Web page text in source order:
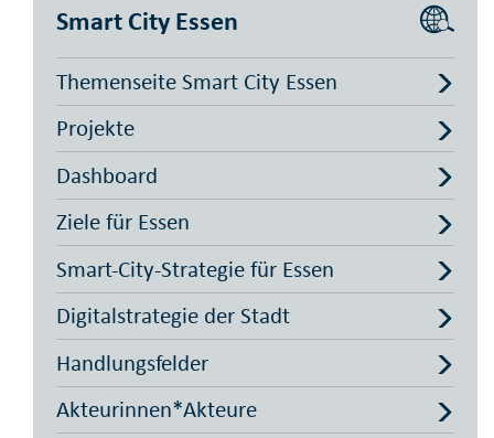
Smart City Essen
Themenseite Smart City Essen
Projekte
Dashboard
Ziele für Essen
Smart-City-Strategie für Essen
Digitalstrategie der Stadt
Handlungsfelder
Akteurinnen*Akteure